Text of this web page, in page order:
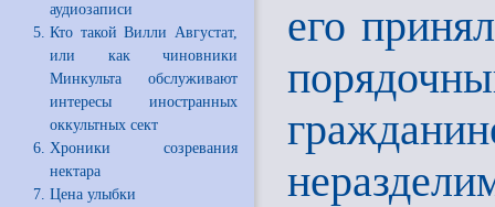
аудиозаписи
Кто такой Вилли Августат,
или как чиновники
Минкульта обслуживают
интересы иностранных
оккультных сект
Хроники созревания
нектара
Цена улыбки
его